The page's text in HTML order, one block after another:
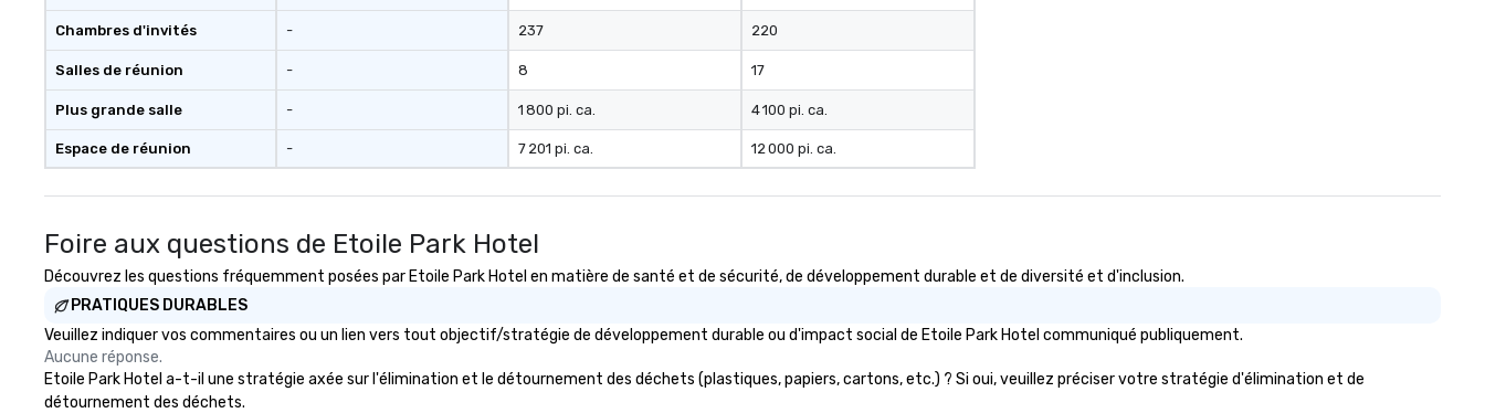
Chambres d'invités
Salles de réunion
Plus grande salle
Espace de réunion
-
-
-
-
237
8
1 800 pi. ca.
7 201 pi. ca.
220
17
4 100 pi. ca.
12 000 pi. ca.
Foire aux questions de Etoile Park Hotel
Découvrez les questions fréquemment posées par Etoile Park Hotel en matière de santé et de sécurité, de développement durable et de diversité et d'inclusion.
PRATIQUES DURABLES
Veuillez indiquer vos commentaires ou un lien vers tout objectif/stratégie de développement durable ou d'impact social de Etoile Park Hotel communiqué publiquement.
Aucune réponse.
Etoile Park Hotel a-t-il une stratégie axée sur l'élimination et le détournement des déchets (plastiques, papiers, cartons, etc.) ? Si oui, veuillez préciser votre stratégie d'élimination et de
détournement des déchets.